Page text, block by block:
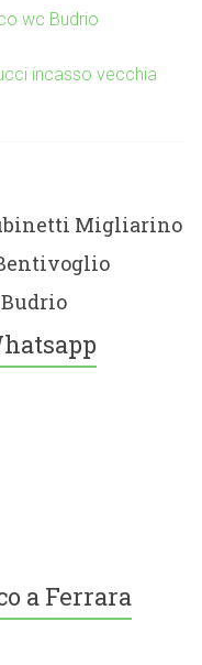
wc Budrio
incasso vecchia
Migliarino
a Ferrara